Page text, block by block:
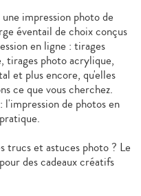
impression photo de
éventail de choix conçus
en ligne : tirages
tirages photo acrylique,
et plus encore, qu'elles
ce que vous cherchez.
l'impression de photos en
trucs et astuces photo ? Le
des cadeaux créatifs